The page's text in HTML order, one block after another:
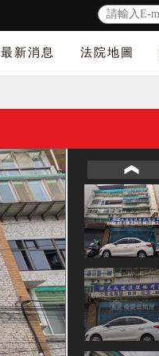
最新消息 法院地圖